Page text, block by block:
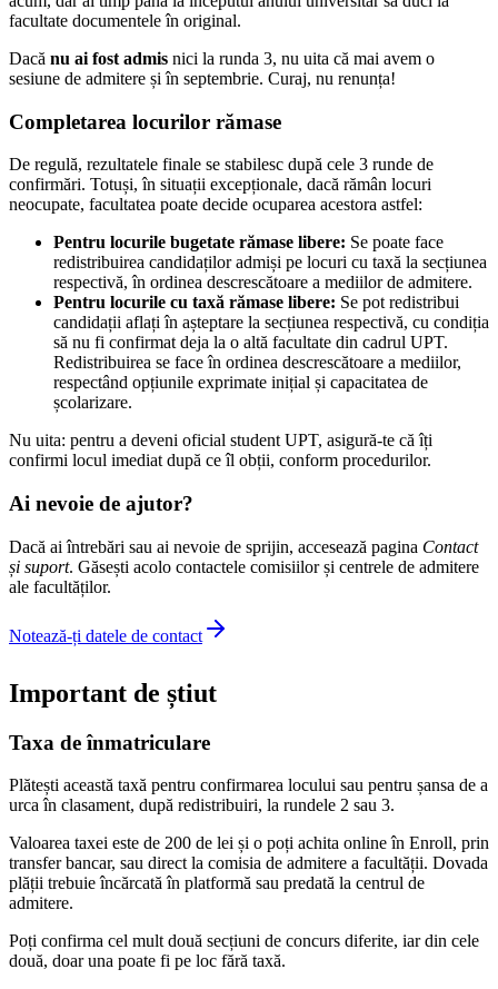
facultate documentele în original.
Dacă nu ai fost admis nici la runda 3, nu uita că mai avem o
sesiune de admitere și în septembrie. Curaj, nu renunța!
Completarea locurilor rămase
De regulă, rezultatele finale se stabilesc după cele 3 runde de
confirmări. Totuși, în situații excepționale, dacă rămân locuri
neocupate, facultatea poate decide ocuparea acestora astfel:
Pentru locurile bugetate rămase libere: Se poate face
redistribuirea candidaților admiși pe locuri cu taxă la secțiunea
respectivă, în ordinea descrescătoare a mediilor de admitere.
Pentru locurile cu taxă rămase libere: Se pot redistribui
candidații aflați în așteptare la secțiunea respectivă, cu condiția
să nu fi confirmat deja la o altă facultate din cadrul UPT.
Redistribuirea se face în ordinea descrescătoare a mediilor,
respectând opțiunile exprimate inițial și capacitatea de
școlarizare.
Nu uita: pentru a deveni oficial student UPT, asigură-te că îți
confirmi locul imediat după ce îl obții, conform procedurilor.
Ai nevoie de ajutor?
Dacă ai întrebări sau ai nevoie de sprijin, accesează pagina Contact
și suport. Găsești acolo contactele comisiilor și centrele de admitere
ale facultăților.
Notează-ți datele de contact
Important de știut
Taxa de înmatriculare
Plătești această taxă pentru confirmarea locului sau pentru șansa de a
urca în clasament, după redistribuiri, la rundele 2 sau 3.
Valoarea taxei este de 200 de lei și o poți achita online în Enroll, prin
transfer bancar, sau direct la comisia de admitere a facultății. Dovada
plății trebuie încărcată în platformă sau predată la centrul de
admitere.
Poți confirma cel mult două secțiuni de concurs diferite, iar din cele
două, doar una poate fi pe loc fără taxă.